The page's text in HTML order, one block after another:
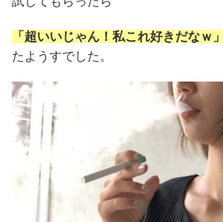
「超いいじゃん！私これ好きだなｗ」
たようすでした。